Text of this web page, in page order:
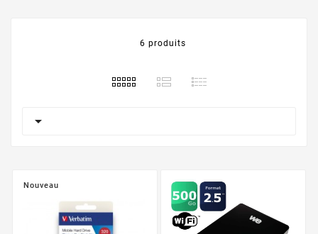
6 produits

Nouveau